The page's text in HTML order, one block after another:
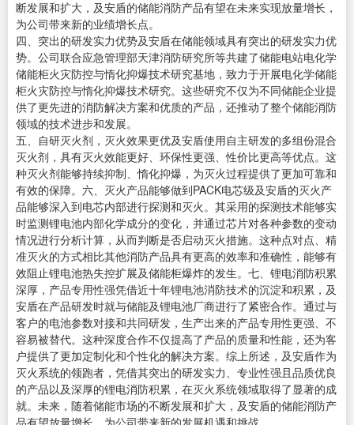
断发展和扩大，及安盾的储能消防产品有望在未来实现放量增长，
为公司带来新的业绩增长点。
四、突出的研发实力优势及安盾在储能领域具有突出的研发实力优
势。公司联合应急管理部天津消防研究所等共建了储能电站电化学
储能柜火灾防控与惰化抑爆技术研究基地，致力于开展电化学储能
柜火灾防控与惰化抑爆技术研究。这些研究不仅为不同储能企业提
供了更先进的消防解决方案和优质的产品，还推动了整个储能消防
领域的技术进步和发展。
五、自研灭火剂，灭火效果更优及安盾使用自主研发的多组份混合
灭火剂，具有灭火效能更好、环保性更强、性价比更高等优点。这
种灭火剂能够持续抑制、惰化抑爆，为灭火过程提供了更加可靠和
有效的保障。六、灭火产品能够做到PACK电芯级及安盾的灭火产
品能够深入到电芯内部进行探测和灭火。其采用的探测技术能够实
时监测锂电池内部化学成分的变化，并通过芯片对各种参数的变动
情况进行分析计算，从而判断是否启动灭火措施。这种点对点、精
准灭火的方式相比其他消防产品具有更高的效率和准确性，能够有
效阻止锂电池热失控扩展及储能柜爆炸的发生。七、锂电消防积累
深厚，产品专用性强凭借近十年锂电池消防技术的沉淀和积累，及
安盾在产品研发时就与储能及锂电池厂商进行了紧密合作。通过与
客户的电池参数对接和共同研发，生产出来的产品专用性更强、不
容易被替代。这种深度合作不仅提高了产品的质量和性能，还为客
户提供了更加定制化和个性化的解决方案。综上所述，及安盾作为
灭火系统的领跑者，凭借其突出的研发实力、专业性强且品质优良
的产品以及深厚的锂电消防积累，在灭火系统领域取得了显著的成
就。未来，随着储能市场的不断发展和扩大，及安盾的储能消防产